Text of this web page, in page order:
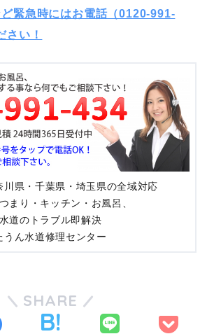
緊急時にはお電話（0120-991-
さい！
川県・千葉県・埼玉県の全域対応
まり・キッチン・お風呂、
水道のトラブル即解決
うん水道修理センター
SHARE